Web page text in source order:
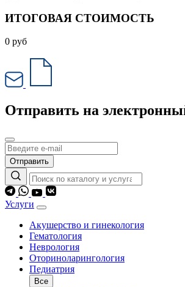
ИТОГОВАЯ СТОИМОСТЬ
0 руб
Отправить на
Отправить
Услуги
Акушерство и гинекология
Гематология
Неврология
Оториноларингология
Педиатрия
Все